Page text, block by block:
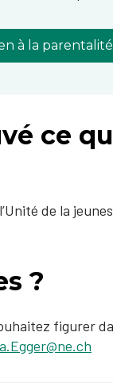
à la parentalité
ce
de la
?
figurer